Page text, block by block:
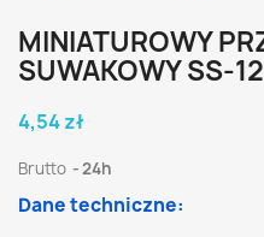
MINIATUROWY
SUWAKOWY SS-
4,54 zł
Brutto 24h
Dane techniczne: